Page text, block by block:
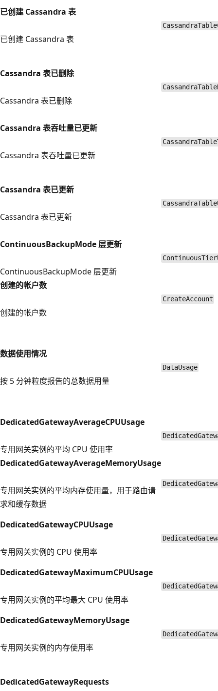
已创建 Cassandra 表
已创建 Cassandra 表
Cassandra 表已删除
Cassandra 表已删除
Cassandra 表吞吐量已更新
Cassandra 表吞吐量已更新
Cassandra 表已更新
Cassandra 表已更新
ContinuousBackupMode 层更新
ContinuousBackupMode 层更新
创建的帐户数
创建的帐户数
CreateAccount
数据使用情况
按 5 分钟粒度报告的总数据用量
DataUsage
DedicatedGatewayAverageCPUUsage
专用网关实例的平均 CPU 使用率
DedicatedGatewayAverageMemoryUsage
专用网关实例的平均内存使用量，用于路由请
求和缓存数据
DedicatedGatewayCPUUsage
专用网关实例的 CPU 使用率
DedicatedGatewayMaximumCPUUsage
专用网关实例的平均最大 CPU 使用率
DedicatedGatewayMemoryUsage
专用网关实例的内存使用率
DedicatedGatewayRequests